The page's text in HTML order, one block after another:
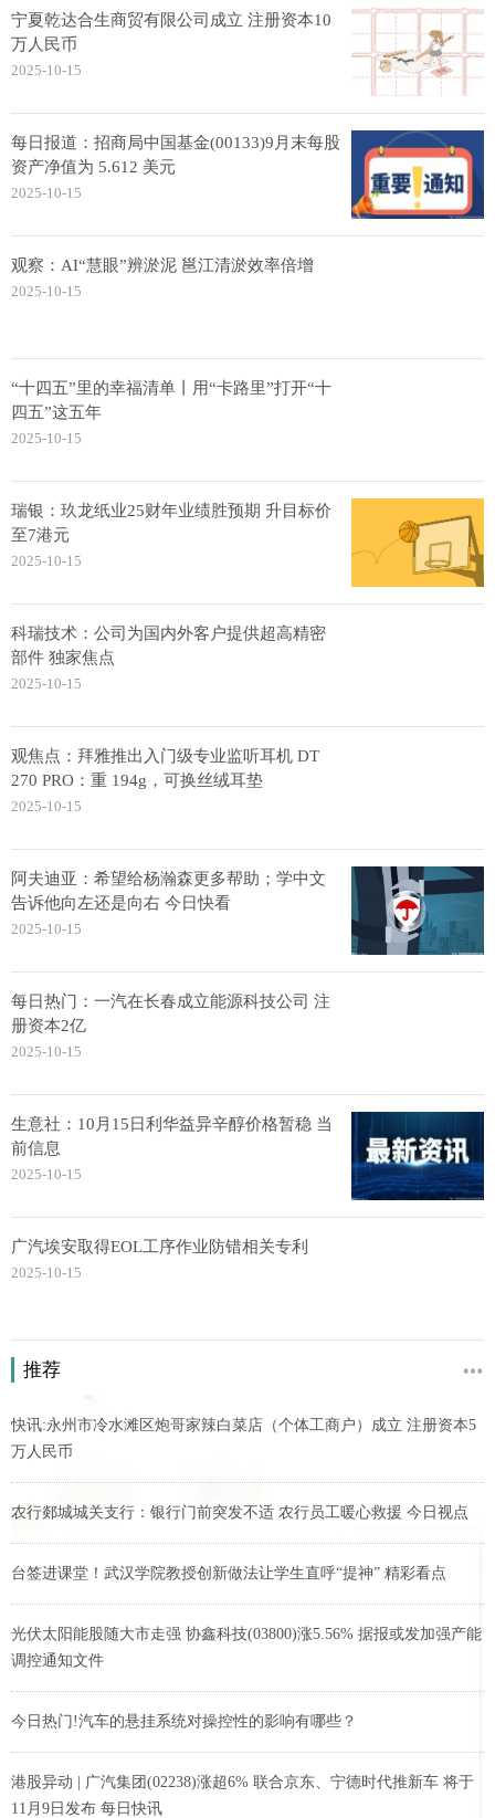
宁夏乾达合生商贸有限公司成立 注册资本10
万人民币
2025-10-15
每日报道：招商局中国基金(00133)9月末每股
资产净值为 5.612 美元
2025-10-15
观察：AI“慧眼”辨淤泥 邕江清淤效率倍增
2025-10-15
“十四五”里的幸福清单丨用“卡路里”打开“十
四五”这五年
2025-10-15
瑞银：玖龙纸业25财年业绩胜预期 升目标价
至7港元
2025-10-15
科瑞技术：公司为国内外客户提供超高精密
部件 独家焦点
2025-10-15
观焦点：拜雅推出入门级专业监听耳机 DT
270 PRO：重 194g，可换丝绒耳垫
2025-10-15
阿夫迪亚：希望给杨瀚森更多帮助；学中文
告诉他向左还是向右 今日快看
2025-10-15
每日热门：一汽在长春成立能源科技公司 注
册资本2亿
2025-10-15
生意社：10月15日利华益异辛醇价格暂稳 当
前信息
2025-10-15
广汽埃安取得EOL工序作业防错相关专利
2025-10-15
推荐
快讯:永州市冷水滩区炮哥家辣白菜店（个体工商户）成立 注册资本5
万人民币
农行郯城城关支行：银行门前突发不适 农行员工暖心救援 今日视点
台签进课堂！武汉学院教授创新做法让学生直呼“提神” 精彩看点
光伏太阳能股随大市走强 协鑫科技(03800)涨5.56% 据报或发加强产能
调控通知文件
今日热门!汽车的悬挂系统对操控性的影响有哪些？
港股异动 | 广汽集团(02238)涨超6% 联合京东、宁德时代推新车 将于
11月9日发布 每日快讯